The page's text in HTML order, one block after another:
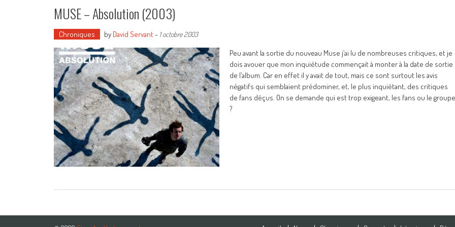
MUSE – Absolution (2003)
Chroniques by David Servant- 1 octobre 2003
Peu avant la sortie du nouveau Muse j’ai lu de nombreuses critiques, et je
dois avouer que mon inquiétude commençait à monter à la date de sortie
de l’album. Car en effet il y avait de tout, mais ce sont surtout les avis
négatifs qui semblaient prédominer, et, le plus inquiétant, des critiques
de fans déçus. On se demande qui est trop exigeant, les fans ou le groupe
?